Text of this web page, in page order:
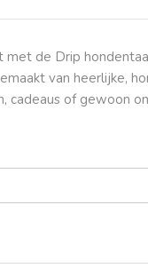
met de Drip
van heerlijke,
cadeaus of gewoon